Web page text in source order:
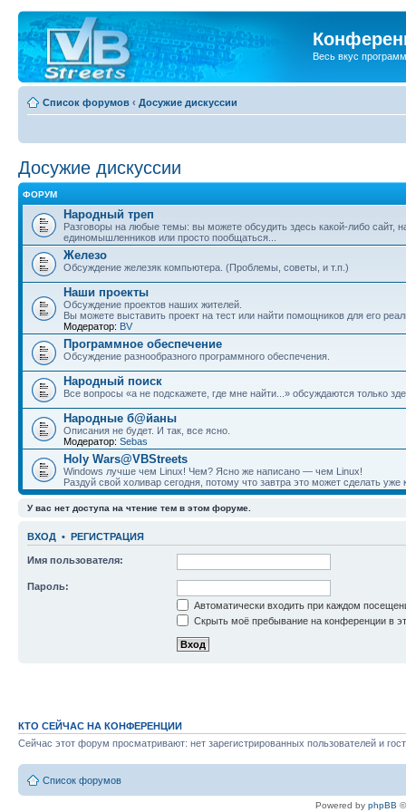
Весь вкус
Список форумов ‹ Досужие дискуссии
Досужие дискуссии
ФОРУМ
Народный треп
Разговоры на любые темы: вы можете обсудить здесь какой-либо сайт,
единомышленников или просто пообщаться...
Железо
Обсуждение железяк компьютера. (Проблемы, советы, и т.п.)
Наши проекты
Обсуждение проектов наших жителей.
Вы можете выставить проект на тест или найти помощников для его
Модератор: BV
Программное обеспечение
Обсуждение разнообразного программного обеспечения.
Народный поиск
Все вопросы «а не подскажете, где мне найти...» обсуждаются только
Народные б@йаны
Описания не будет. И так, все ясно.
Модератор: Sebas
Holy Wars@VBStreets
Windows лучше чем Linux! Чем? Ясно же написано — чем Linux!
Раздуй свой холивар сегодня, потому что завтра это может сделать уже
У вас нет доступа на чтение тем в этом форуме.
ВХОД • РЕГИСТРАЦИЯ
Имя пользователя:
Пароль:
Автоматически входить при каждом
Скрыть моё пребывание на конференции в
КТО СЕЙЧАС НА КОНФЕРЕНЦИИ
Сейчас этот форум просматривают: нет зарегистрированных пользователей и
Список форумов
Powered by phpBB